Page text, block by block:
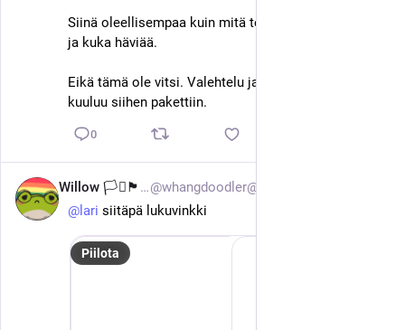
Siinä oleellisempaa kuin mitä tehdään on se kuka saa
ja kuka häviää.
Eikä tämä ole vitsi. Valehtelu ja korulauseet syistä
kuuluu siihen pakettiin.
0
Willow 🏳️‍⚧️🏴🇵🇸
@ lari siitäpä lukuvinkki
Piilota